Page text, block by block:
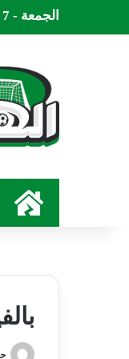
الجمعة - 7 أغسطس - 2026 / 11:44 صباحًا